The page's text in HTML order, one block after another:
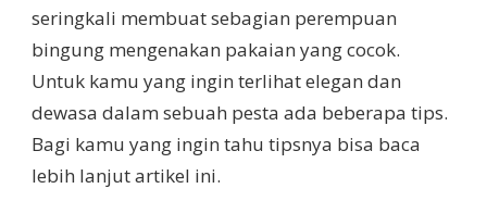
seringkali membuat sebagian perempuan
bingung mengenakan pakaian yang cocok.
Untuk kamu yang ingin terlihat elegan dan
dewasa dalam sebuah pesta ada beberapa tips.
Bagi kamu yang ingin tahu tipsnya bisa baca
lebih lanjut artikel ini.